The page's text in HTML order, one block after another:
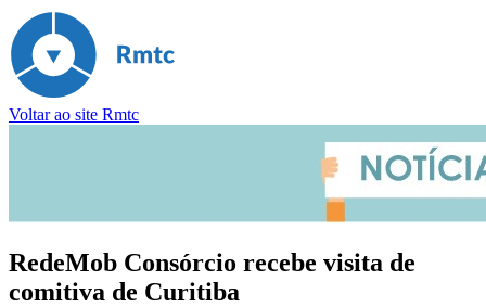
Voltar ao site Rmtc
RedeMob Consórcio recebe visita de
comitiva de Curitiba